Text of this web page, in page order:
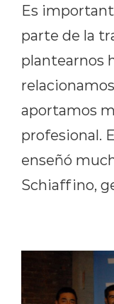
Es
parte de la
plantearnos
aportamos
profesional.
enseñó
Schiaffino,